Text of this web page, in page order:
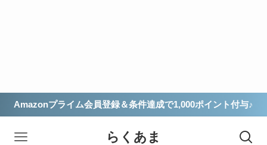
Amazonプライム会員登録＆条件達成で1,000ポイント付与♪
らくあま